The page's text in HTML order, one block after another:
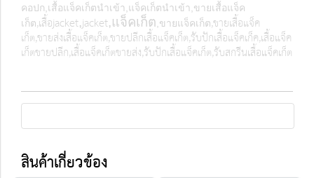
คอปก,เสื้อแจ็คเก็ตนำเข้า,แจ็คเก็ตนำเข้า,ขายเสื้อแจ็ค
เก็ต,เสื้อjacket,jacket,แจ็คเก็ต ,ขายแจ็คเก็ต,ขายเสื้อแจ็ค
เก็ต,ขายส่งเสื้อแจ็คเก็ต,ขายปลีกเสื้อแจ็คเก็ต,รับปักเสื้อแจ็คเก็ค,เสื้อแจ็ค
เก็ตขายปลีก,เสื้อแจ็คเก็ตขายส่ง,รับปักเสื้อแจ็คเก็ต,รับสกรีนเสื้อแจ็คเก็ต
สินค้าเกี่ยวข้อง